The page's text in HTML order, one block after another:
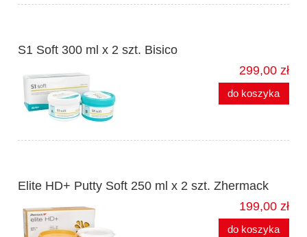
S1 Soft 300 ml x 2 szt. Bisico
299,00 zł
do koszyka
Elite HD+ Putty Soft 250 ml x 2 szt. Zhermack
199,00 zł
do koszyka